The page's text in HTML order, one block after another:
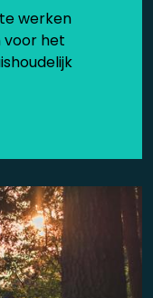
werken
voor het